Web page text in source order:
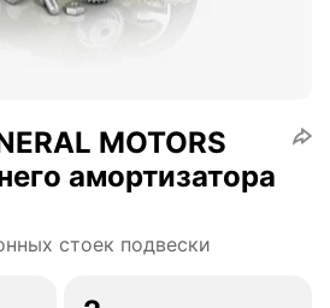
MOTORS
амортизатора
стоек подвески